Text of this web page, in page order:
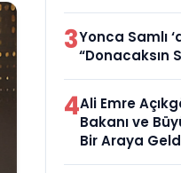
3Yonca Samlı
“Donacaksın
4Ali Emre
Bakanı ve
Bir Araya